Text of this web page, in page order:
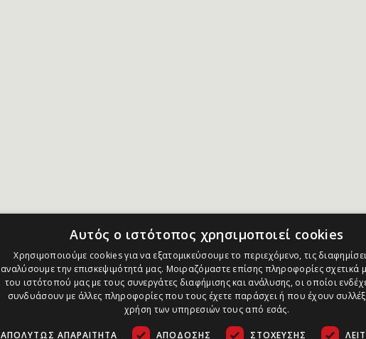
Αυτός ο ιστότοπος χρησιμοποιεί cookies
Χρησιμοποιούμε cookies για να εξατομικεύσουμε το περιεχόμενο, τις
αναλύσουμε την επισκεψιμότητά μας. Μοιραζόμαστε επίσης πληροφορίες σχετικά
του ιστότοπού μας με τους συνεργάτες διαφήμισης και ανάλυσης, οι οποίοι
συνδυάσουν με άλλες πληροφορίες που τους έχετε παράσχει ή που έχουν
χρήση των υπηρεσιών τους από εσάς.
ΑΠΟΛΎΤΩΣ ΑΠΑΡΑΊΤΗΤΑ ΑΠΌΔΟΣΗΣ ΣΤΌΧΕΥΣΗΣ